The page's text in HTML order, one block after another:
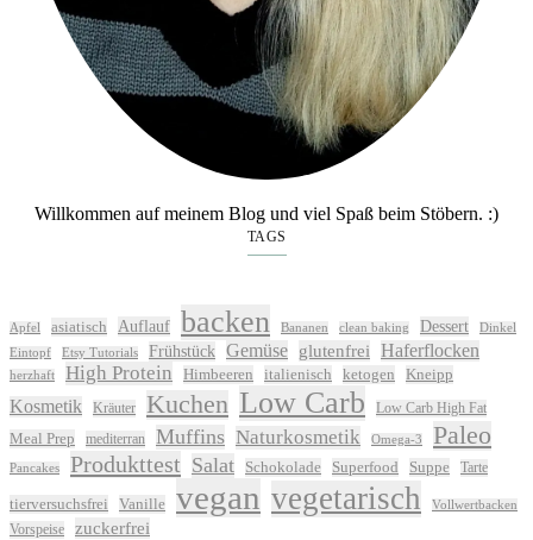
Willkommen auf meinem Blog und viel Spaß beim Stöbern. :)
TAGS
Apfel asiatisch Auflauf backen Bananen clean baking Dessert
Dinkel
Eintopf
Etsy Tutorials Frühstück Gemüse glutenfrei Haferflocken
herzhaft High Protein Himbeeren italienisch ketogen Kneipp
Kosmetik Kräuter Kuchen Low Carb Low Carb High Fat
Meal Prep mediterran Muffins Naturkosmetik Omega-3 Paleo
Pancakes Produkttest Salat Schokolade Superfood Suppe Tarte
tierversuchsfrei Vanille vegan vegetarisch Vollwertbacken
Vorspeise zuckerfrei